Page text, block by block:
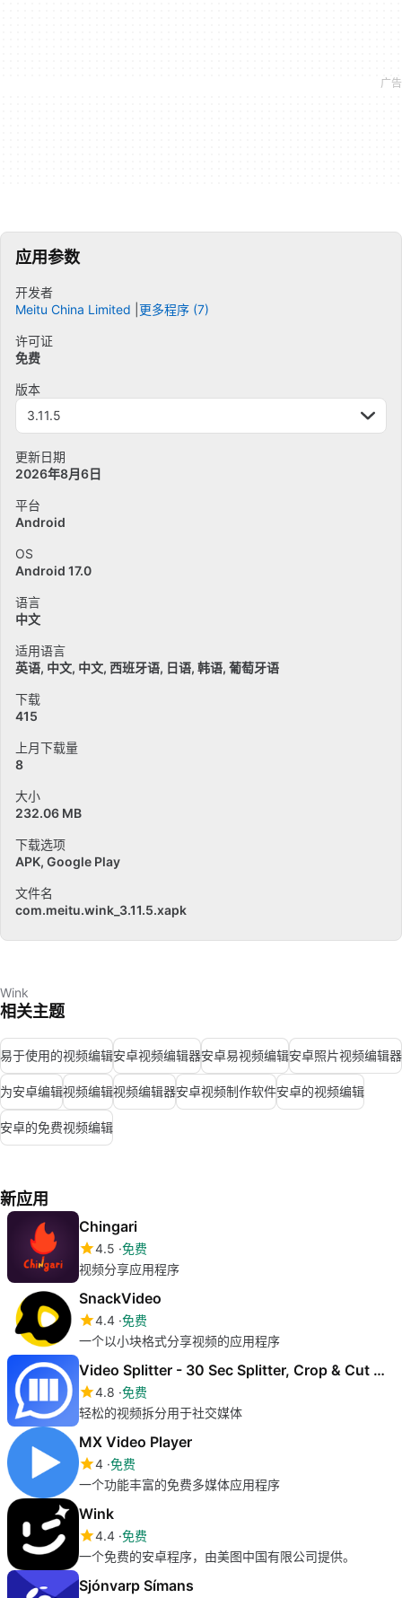
应用参数
开发者
Meitu China Limited
更多程序 (7)
许可证
免费
版本
3.11.5
更新日期
2026年8月6日
平台
Android
OS
Android 17.0
语言
中文
适用语言
英语 中文 中文 西班牙语 日语 韩语 葡萄牙语
下载
415
上月下载量
8
大小
232.06 MB
下载选项
APK, Google Play
文件名
com.meitu.wink_3.11.5.xapk
Wink
相关主题
易于使用的视频编辑安卓视频编辑器安卓易视频编辑安卓照片视频编辑器
为安卓编辑视频编辑视频编辑器安卓视频制作软件安卓的视频编辑
安卓的免费视频编辑
新应用
Chingari
4.5 免费
视频分享应用程序
SnackVideo
4.4 免费
一个以小块格式分享视频的应用程序
Video Splitter - 30 Sec Splitter, Crop & Cut Video
4.8 免费
轻松的视频拆分用于社交媒体
MX Video Player
4 免费
一个功能丰富的免费多媒体应用程序
Wink
4.4 免费
一个免费的安卓程序，由美图中国有限公司提供。
Sjónvarp Símans